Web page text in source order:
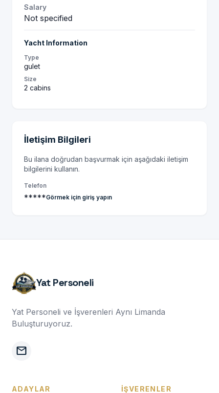
Salary
Not specified
Yacht Information
Type
gulet
Size
2 cabins
İletişim Bilgileri
Bu ilana doğrudan başvurmak için aşağıdaki iletişim
bilgilerini kullanın.
Telefon
*****Görmek için giriş yapın
Yat Personeli
Yat Personeli ve İşverenleri Aynı Limanda
Buluşturuyoruz.
mail
ADAYLAR İŞVERENLER